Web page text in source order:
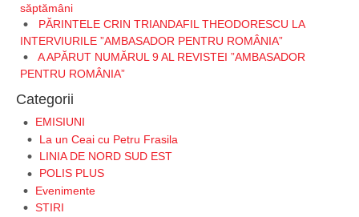
săptămâni
PĂRINTELE CRIN TRIANDAFIL THEODORESCU LA
INTERVIURILE ”AMBASADOR PENTRU ROMÂNIA”
A APĂRUT NUMĂRUL 9 AL REVISTEI ”AMBASADOR
PENTRU ROMÂNIA”
Categorii
EMISIUNI
La un Ceai cu Petru Frasila
LINIA DE NORD SUD EST
POLIS PLUS
Evenimente
STIRI